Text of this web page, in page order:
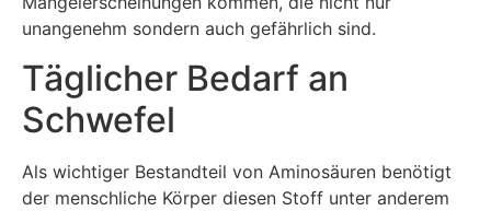
unangenehm sondern auch gefährlich sind.
Täglicher Bedarf an
Schwefel
Als wichtiger Bestandteil von Aminosäuren benötigt
der menschliche Körper diesen Stoff unter anderem